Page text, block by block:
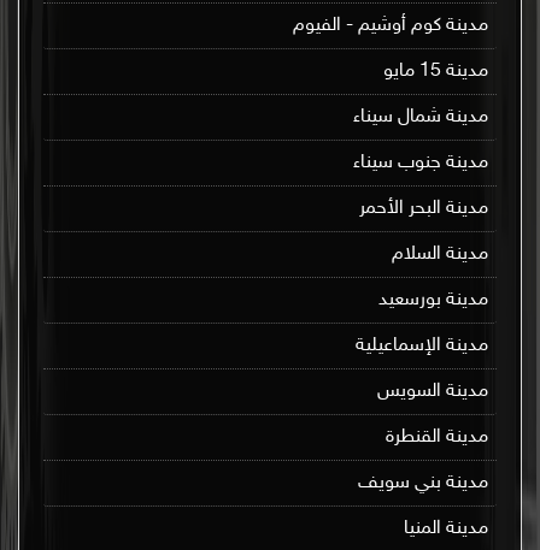
مدينة كوم أوشيم - الفيوم
مدينة 15 مايو
مدينة شمال سيناء
مدينة جنوب سيناء
مدينة البحر الأحمر
مدينة السلام
مدينة بورسعيد
مدينة الإسماعيلية
مدينة السويس
مدينة القنطرة
مدينة بني سويف
مدينة المنيا